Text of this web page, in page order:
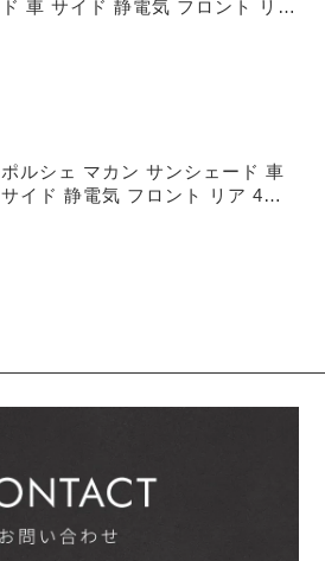
ド 車 サイド 静電気 フロント リア
ポルシェ マカン サンシェード 車
サイド 静電気 フロント リア 4枚